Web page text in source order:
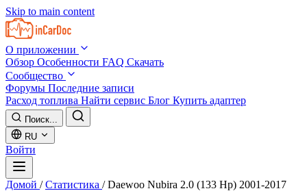
Skip to main content
О приложении
Обзор Особенности FAQ Скачать
Сообщество
Форумы Последние записи
Расход топлива Найти сервис Блог Купить адаптер
Поиск...
RU
Войти
Домой / Статистика / Daewoo Nubira 2.0 (133 Hp) 2001-2017